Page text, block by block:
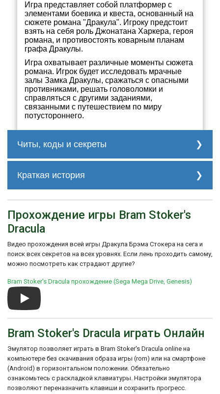
Игра представляет собой платформер с
элементами боевика и квеста, основанный на
сюжете романа "Дракула". Игроку предстоит
взять на себя роль Джонатана Харкера, героя
романа, и противостоять коварным планам
графа Дракулы.
Игра охватывает различные моменты сюжета
романа. Игрок будет исследовать мрачные
залы Замка Дракулы, сражаться с опасными
противниками, решать головоломки и
справляться с другими заданиями,
связанными с путешествием по миру
потустороннего.
Читы, коды и секреты
Краткая история
качественными и зрелищными играми на
тот период. Они стремились воссоздать
атмосферу романа и захватывающие
моменты истории на игровом экране.
Команда разработчиков уделяла
внимание деталям, включая оформление
уровней, графику и музыку, чтобы
ужасающий мир Дракулы.
Игра получила положительные отзывы
критиков и набрала значительную
предлагая захватывающие битвы и
захватывающие моменты, а также
интересные головоломки и тайны,
которые нужно разгадать.
Bram Stoker's Dracula на Sega Genesis
продолжает оставаться памятным и
любимым тайтлом для фанатов
Прохождение игры Bram Stoker's
Dracula
Видео прохождения всей игры Дракула Брэма Стокера на сега и
поиск всех секретов на всех уровнях. Если лень проходить самому,
можно посмотреть как страдают другие?
Bram Stoker's Dracula прохождение (Sega Mega Drive, Genesis)
Bram Stoker's Dracula играть Онлайн
Эмулятор позволяет играть в Bram Stoker's Dracula online на
компьютере без скачивания образа игры (rom) или на смартфоне
(Android) в горизонтальном положении. Обязательно
ознакомьтесь с раскладкой клавиатуры. Настройки эмулятора
позволяют переназначить клавиши и сохранить прогресс.